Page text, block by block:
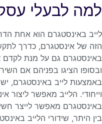
למה לבעלי
לייב באינסטגרם הוא אחת
הזה של אינסטגרם, כדרך
באינסטגרם גם על מנת לקדם
ובסופו הציגו בפניהם אם
באמצעות לייב באינסטגרם,
וייחודי. הלייב מאפשר
באינסטגרם מאפשר לייצר
בין היתר, שידורי הלייב